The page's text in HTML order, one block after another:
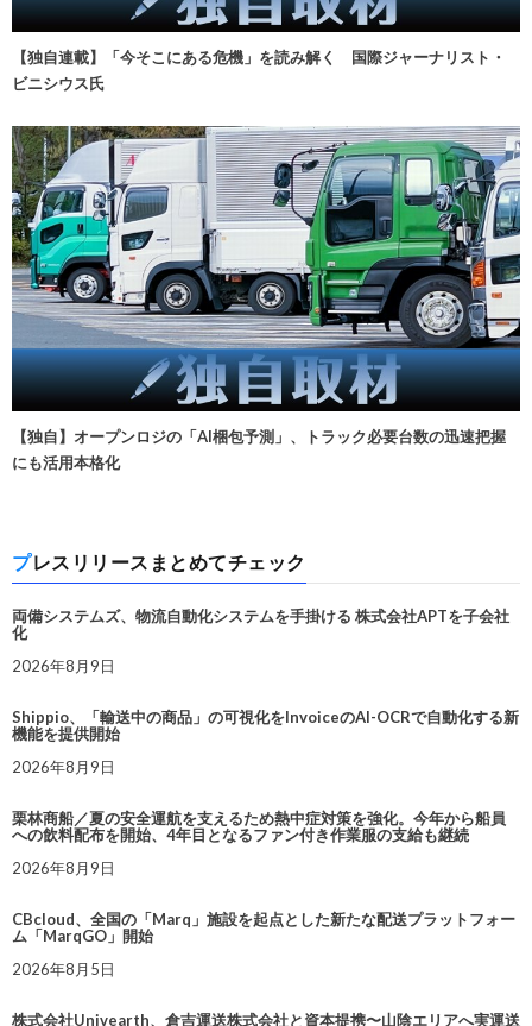
【独自連載】「今そこにある危機」を読み解く 国際ジャーナリスト・
ビニシウス氏
【独自】オープンロジの「AI梱包予測」、トラック必要台数の迅速把握
にも活用本格化
プレスリリースまとめてチェック
両備システムズ、物流自動化システムを手掛ける 株式会社APTを子会社
化
2026年8月9日
Shippio、「輸送中の商品」の可視化をInvoiceのAI-OCRで自動化する新
機能を提供開始
2026年8月9日
栗林商船／夏の安全運航を支えるため熱中症対策を強化。今年から船員
への飲料配布を開始、4年目となるファン付き作業服の支給も継続
2026年8月9日
CBcloud、全国の「Marq」施設を起点とした新たな配送プラットフォー
ム「MarqGO」開始
2026年8月5日
株式会社Univearth、倉吉運送株式会社と資本提携〜山陰エリアへ実運送